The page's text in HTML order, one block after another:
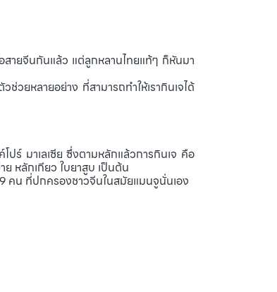
ยจีนกันแล้ว แต่ลูกหลานไทยแท้ๆ ก็หันมา
ยหลายอย่าง ที่สามารถทำให้เรากินเจได้
ร์ มาเลเซีย ซึ่งตามหลักแล้วการกินเจ คือ
หลักเกียว ใบยาสูบ เป็นต้น
น ที่ปกครองชาวจีนในสมัยแมนจูนั่นเอง